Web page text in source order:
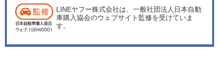
LINEヤフー株式会社は、一般社団法人日本自動
車購入協会のウェブサイト監修を受けていま
す。